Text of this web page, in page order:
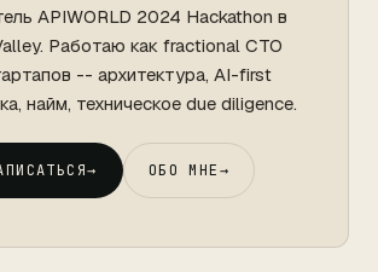
APIWORLD 2024 Hackathon в
Работаю как fractional CTO
-- архитектура, AI-first
найм, техническое due diligence.
→ ОБО МНЕ→